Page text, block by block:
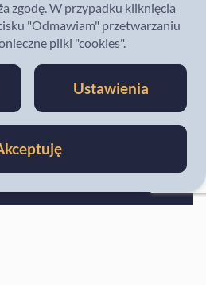
zgodę. W przypadku kliknięcia
"Odmawiam" przetwarzaniu
pliki "cookies".
Ustawienia